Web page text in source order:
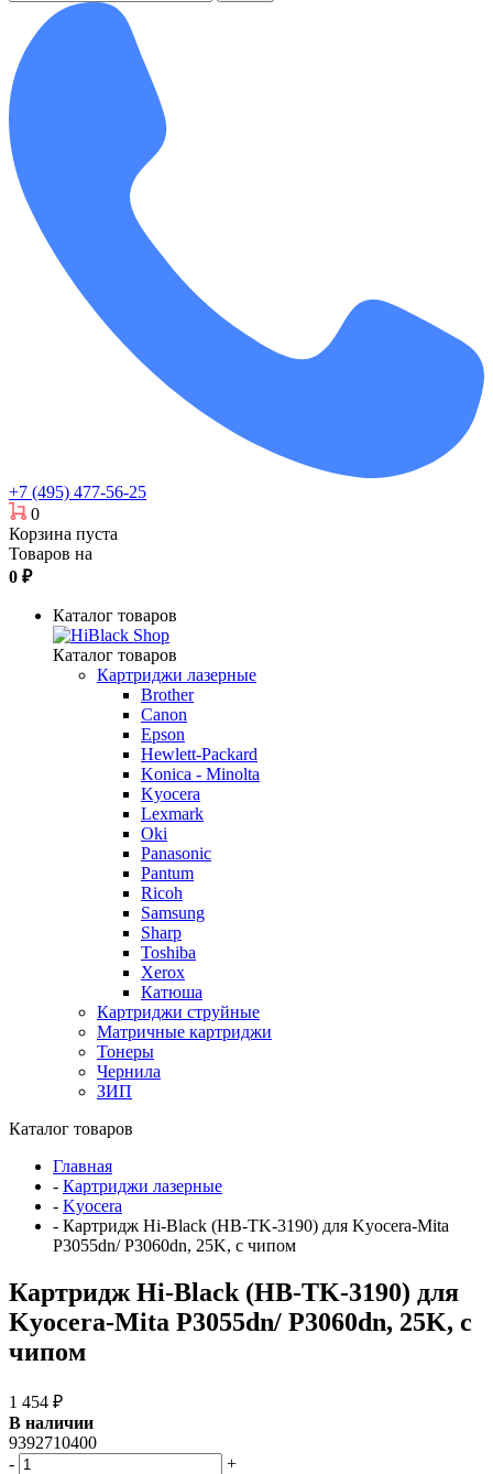
+7 (495) 477-56-25
0
Корзина пуста
Товаров на
0 ₽
Каталог товаров
Каталог товаров
Картриджи лазерные
Brother
Canon
Epson
Hewlett-Packard
Konica - Minolta
Kyocera
Lexmark
Oki
Panasonic
Pantum
Ricoh
Samsung
Sharp
Toshiba
Xerox
Катюша
Картриджи струйные
Матричные картриджи
Тонеры
Чернила
ЗИП
Каталог товаров
Главная
- Картриджи лазерные
- Kyocera
- Картридж Hi-Black (HB-TK-3190) для Kyocera-Mita
P3055dn/ P3060dn, 25K, с чипом
Картридж Hi-Black (HB-TK-3190) для
Kyocera-Mita P3055dn/ P3060dn, 25K, с
чипом
1 454 ₽
В наличии
9392710400
-
+